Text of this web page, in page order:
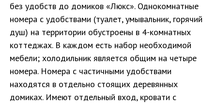
без удобств до домиков «Люкс». Однокомнатные
номера с удобствами (туалет, умывальник, горячий
душ) на территории обустроены в 4-комнатных
коттеджах. В каждом есть набор необходимой
мебели; холодильник является общим на четыре
номера. Номера с частичными удобствами
находятся в отдельно стоящих деревянных
домиках. Имеют отдельный вход, кровати с